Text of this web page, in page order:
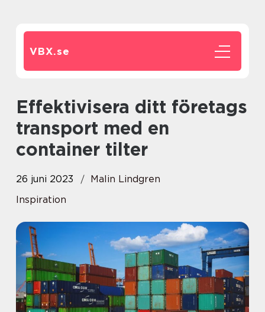
VBX.se
Effektivisera ditt företags
transport med en
container tilter
26 juni 2023
Malin Lindgren
Inspiration